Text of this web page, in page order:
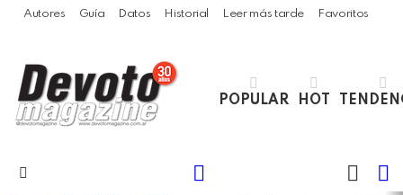
Autores Guía Datos Historial Leer más tarde Favoritos
POPULAR HOT
SKIN